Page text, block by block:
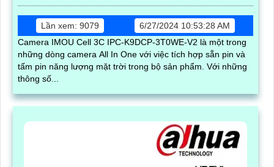
Lần xem: 9079
6/27/2024 10:53:28 AM
Camera IMOU Cell 3C IPC-K9DCP-3T0WE-V2 là một trong
những dòng camera All In One với việc tích hợp sẵn pin và
tấm pin năng lượng mặt trời trong bộ sản phẩm. Với những
thông số...